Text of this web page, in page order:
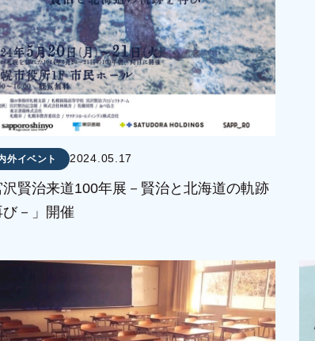
外イベント 2024.05.17
沢賢治来道100年展－賢治と北海道の軌跡
び－」開催